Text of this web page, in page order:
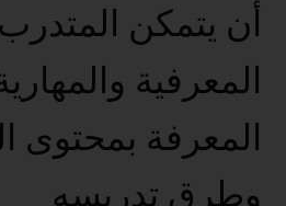
أن يتمكن
المعرفية
المعرفة
وطرق تدريسه